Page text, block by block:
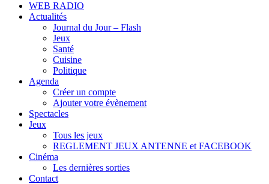
WEB RADIO
Actualités
Journal du Jour – Flash
Jeux
Santé
Cuisine
Politique
Agenda
Créer un compte
Ajouter votre évènement
Spectacles
Jeux
Tous les jeux
REGLEMENT JEUX ANTENNE et FACEBOOK
Cinéma
Les dernières sorties
Contact